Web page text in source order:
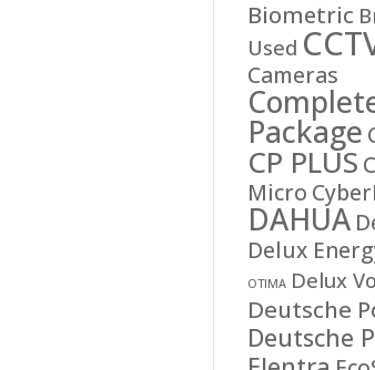
Biometric
Used
Cameras
Package
CP PLUS
Micro
DAHUA
Delux
OTIMA Delux
Deutsche
Deutsche